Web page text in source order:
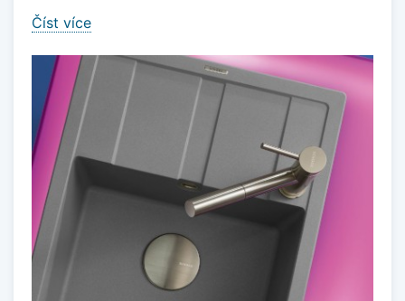
Číst více